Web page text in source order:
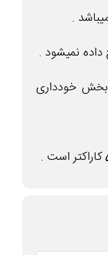
.
نمیشود .
بخش خودداری